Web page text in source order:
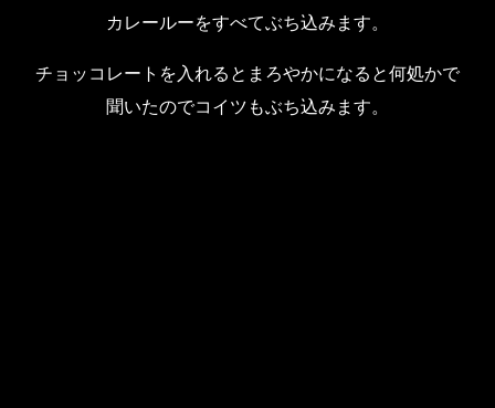
カレールーをすべてぶち込みます。
チョッコレートを入れるとまろやかになると何処かで
聞いたのでコイツもぶち込みます。